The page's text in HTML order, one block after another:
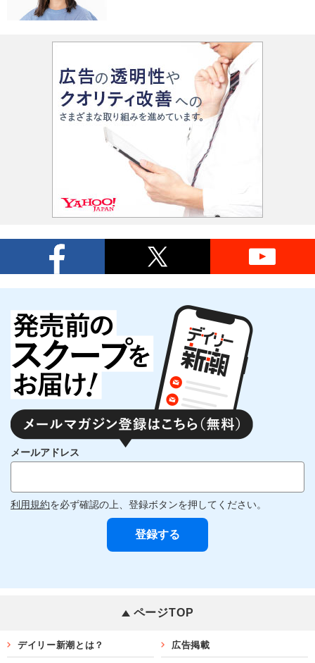
メールアドレス
利用規約を必ず確認の上、登録ボタンを押してください。
ページTOP
デイリー新潮とは？ 広告掲載